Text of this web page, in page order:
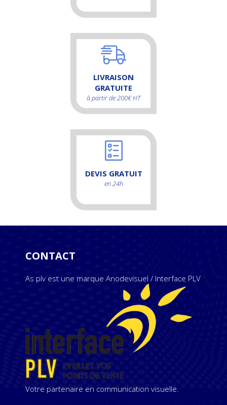
LIVRAISON
GRATUITE
à partir de 200€ HT
DEVIS GRATUIT
en 24h
CONTACT
As plv est une marque Anodevisuel / Interface PLV
Votre partenaire en communication visuelle.